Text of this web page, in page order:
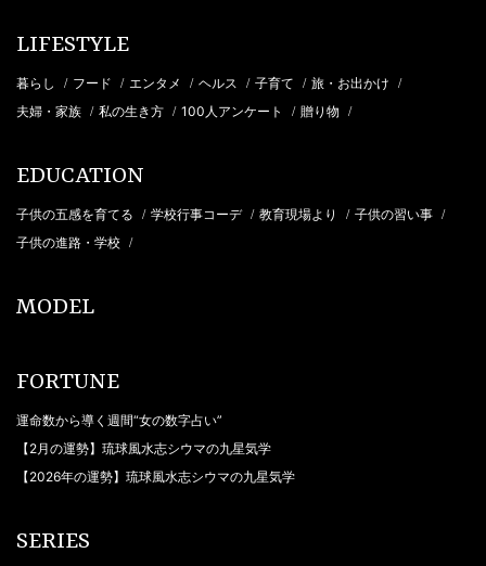
LIFESTYLE
暮らし / フード / エンタメ / ヘルス / 子育て / 旅・お出かけ /
夫婦・家族 / 私の生き方 / 100人アンケート / 贈り物 /
EDUCATION
子供の五感を育てる / 学校行事コーデ / 教育現場より / 子供の習い事 /
子供の進路・学校 /
MODEL
FORTUNE
運命数から導く週間“女の数字占い”
【2月の運勢】琉球風水志シウマの九星気学
【2026年の運勢】琉球風水志シウマの九星気学
SERIES